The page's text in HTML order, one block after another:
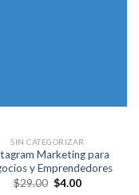
SIN CATEGORIZAR
Marketing para
y Emprendedores
$29.00 Original
$4.00Current